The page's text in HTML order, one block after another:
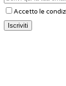
Accetto le